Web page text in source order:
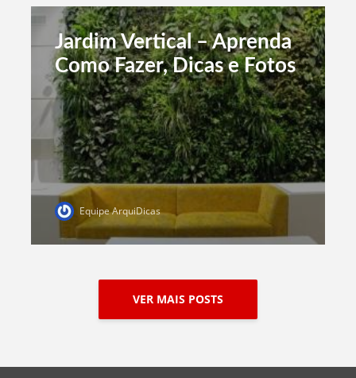
Jardim Vertical – Aprenda
Como Fazer, Dicas e Fotos
Equipe ArquiDicas
VER MAIS POSTS